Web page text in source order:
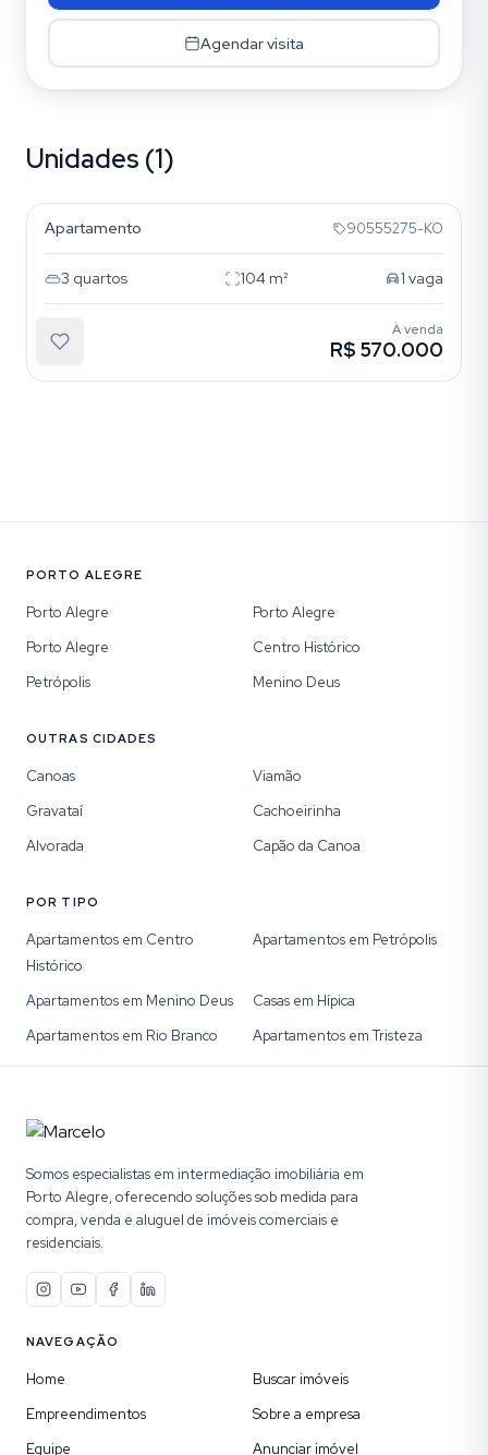
Agendar visita
Unidades (1)
Santana
Apartamento 90555275-KO
3 quartos 104 m² 1 vaga
À venda
R$ 570.000
PORTO ALEGRE
Porto Alegre
Porto Alegre
Porto Alegre
Centro Histórico
Petrópolis
Menino Deus
OUTRAS CIDADES
Canoas
Viamão
Gravataí
Cachoeirinha
Alvorada
Capão da Canoa
POR TIPO
Apartamentos em Centro
Histórico
Apartamentos em Petrópolis
Apartamentos em Menino Deus
Casas em Hípica
Apartamentos em Rio Branco
Apartamentos em Tristeza
Somos especialistas em intermediação imobiliária em
Porto Alegre, oferecendo soluções sob medida para
compra, venda e aluguel de imóveis comerciais e
residenciais.
NAVEGAÇÃO
Home
Buscar imóveis
Empreendimentos
Sobre a empresa
Equipe
Anunciar imóvel